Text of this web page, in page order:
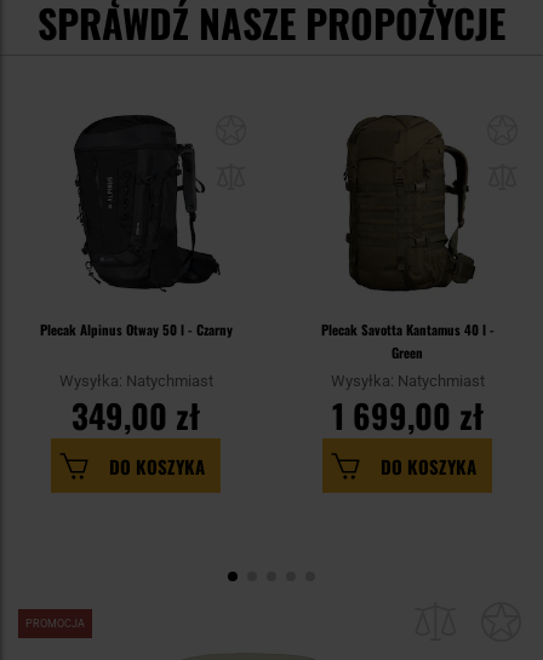
SPRAWDŹ NASZE PROPOZYCJE
Plecak Alpinus Otway 50 l - Czarny
Wysyłka: Natychmiast
349,00 zł
DO KOSZYKA
Plecak Savotta Kantamus 40 l -
Green
Wysyłka: Natychmiast
1 699,00 zł
DO KOSZYKA
PROMOCJA